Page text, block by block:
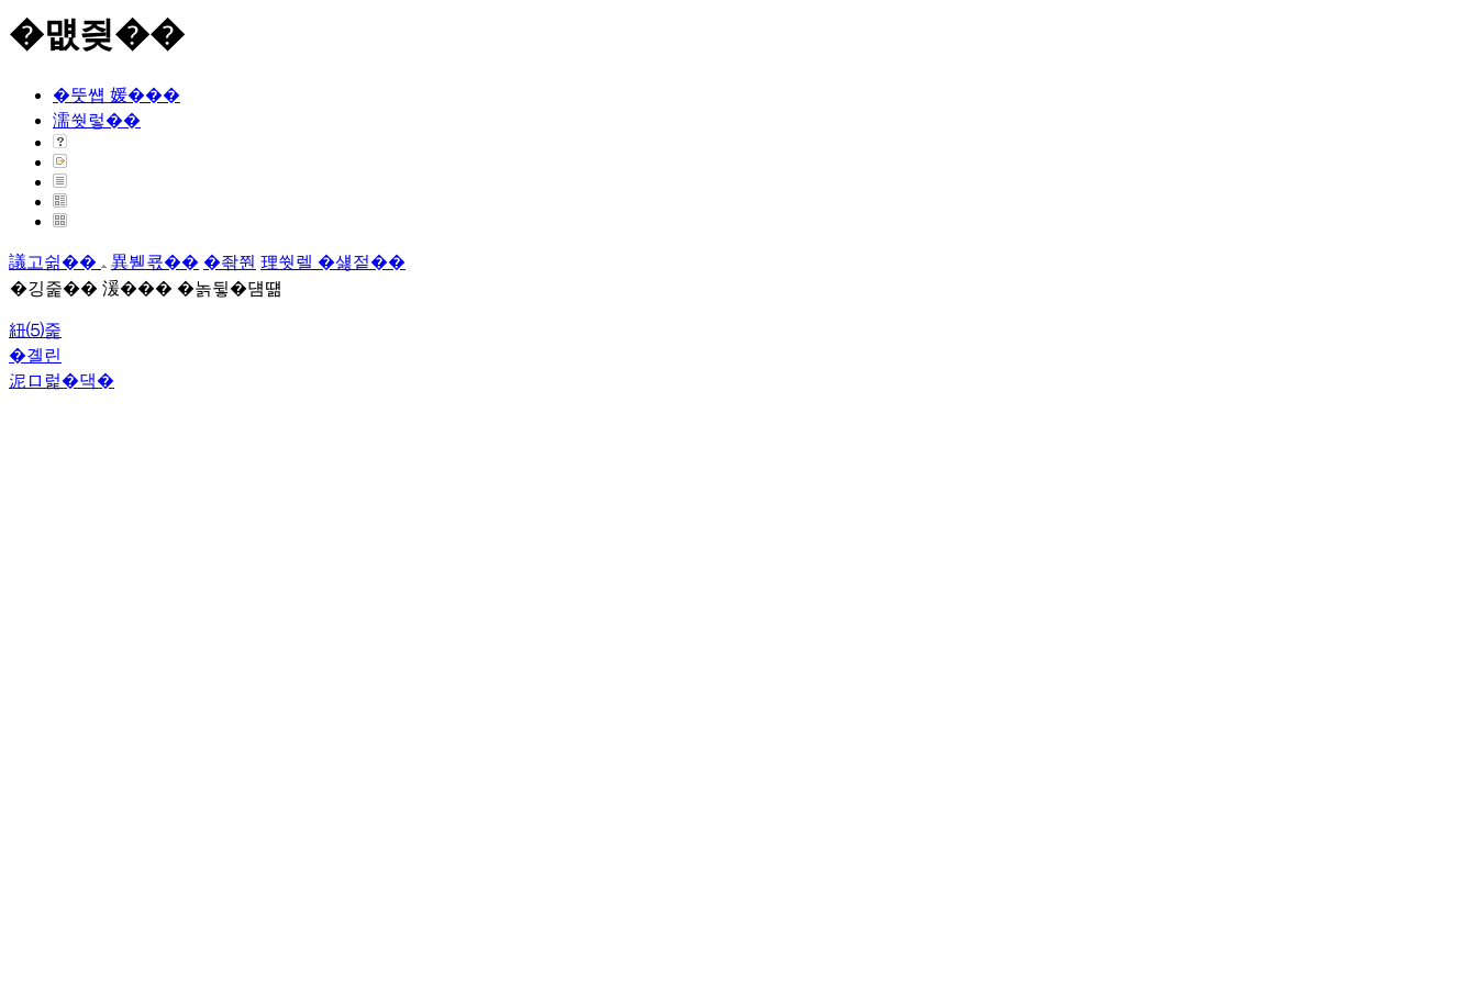
�먮즺��
�뚯썝 媛���
濡쒓렇��
議고쉶�� 異붿쿇�� �좎쭨 理쒓렐 �섏젙��
�깅줉�� 湲��� �놁뒿�덈떎
紐⑸줉
�곌린
泥ロ럹�댁�